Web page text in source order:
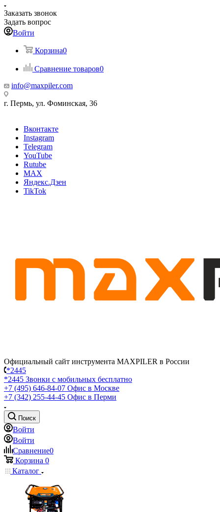
Заказать звонок
Задать вопрос
Войти
Корзина0
Сравнение товаров0
info@maxpiler.com
г. Пермь, ул. Фоминская, 36
Вконтакте
Instagram
Telegram
YouTube
Rutube
MAX
Яндекс.Дзен
TikTok
Официальный сайт инструмента MAXPILER в России
*2445
*2445 Звонки с мобильных бесплатно
+7 (495) 646-84-07 Офис в Москве
+7 (342) 255-44-45 Офис в Перми
Поиск
Войти
Войти
Сравнение0
Корзина 0
Каталог